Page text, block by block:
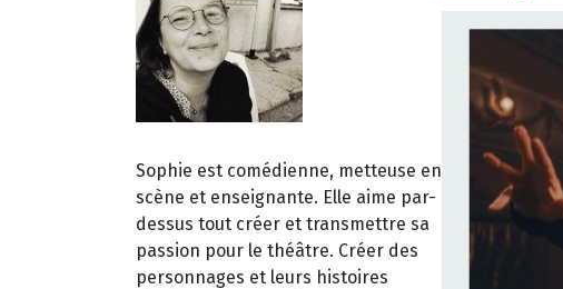
Sophie est comédienne, metteuse en
scène et enseignante. Elle aime par-
dessus tout créer et transmettre sa
passion pour le théâtre. Créer des
personnages et leurs histoires